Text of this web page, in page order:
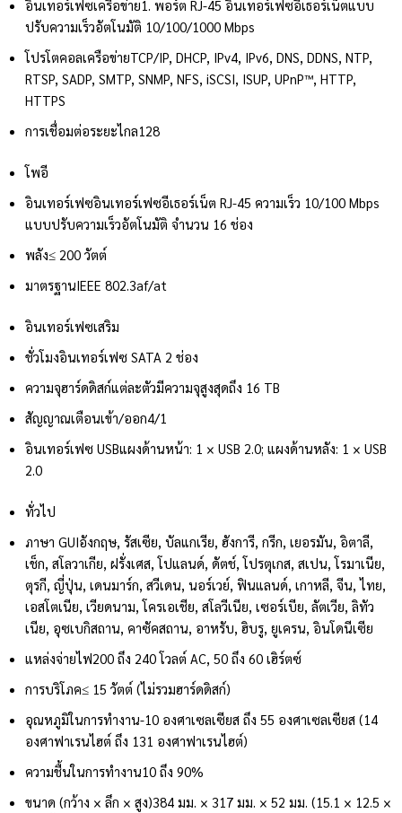
อินเทอร์เฟซเครือข่าย1. พอร์ต RJ-45 อินเทอร์เฟซอีเธอร์เน็ตแบบ
ปรับความเร็วอัตโนมัติ 10/100/1000 Mbps
โปรโตคอลเครือข่ายTCP/IP, DHCP, IPv4, IPv6, DNS, DDNS, NTP,
RTSP, SADP, SMTP, SNMP, NFS, iSCSI, ISUP, UPnP™, HTTP,
HTTPS
การเชื่อมต่อระยะไกล128
โพอี
อินเทอร์เฟซอินเทอร์เฟซอีเธอร์เน็ต RJ-45 ความเร็ว 10/100 Mbps
แบบปรับความเร็วอัตโนมัติ จำนวน 16 ช่อง
พลัง≤ 200 วัตต์
มาตรฐานIEEE 802.3af/at
อินเทอร์เฟซเสริม
ชั่วโมงอินเทอร์เฟซ SATA 2 ช่อง
ความจุฮาร์ดดิสก์แต่ละตัวมีความจุสูงสุดถึง 16 TB
สัญญาณเตือนเข้า/ออก4/1
อินเทอร์เฟซ USBแผงด้านหน้า: 1 × USB 2.0; แผงด้านหลัง: 1 × USB
2.0
ทั่วไป
ภาษา GUIอังกฤษ, รัสเซีย, บัลแกเรีย, ฮังการี, กรีก, เยอรมัน, อิตาลี,
เช็ก, สโลวาเกีย, ฝรั่งเศส, โปแลนด์, ดัตช์, โปรตุเกส, สเปน, โรมาเนีย,
ตุรกี, ญี่ปุ่น, เดนมาร์ก, สวีเดน, นอร์เวย์, ฟินแลนด์, เกาหลี, จีน, ไทย,
เอสโตเนีย, เวียดนาม, โครเอเชีย, สโลวีเนีย, เซอร์เบีย, ลัตเวีย, ลิทัว
เนีย, อุซเบกิสถาน, คาซัคสถาน, อาหรับ, ฮิบรู, ยูเครน, อินโดนีเซีย
แหล่งจ่ายไฟ200 ถึง 240 โวลต์ AC, 50 ถึง 60 เฮิร์ตซ์
การบริโภค≤ 15 วัตต์ (ไม่รวมฮาร์ดดิสก์)
อุณหภูมิในการทำงาน-10 องศาเซลเซียส ถึง 55 องศาเซลเซียส (14
องศาฟาเรนไฮต์ ถึง 131 องศาฟาเรนไฮต์)
ความชื้นในการทำงาน10 ถึง 90%
ขนาด (กว้าง × ลึก × สูง)384 มม. × 317 มม. × 52 มม. (15.1 × 12.5 ×